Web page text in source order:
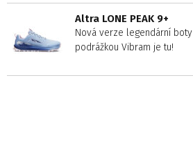
Altra LONE PEAK 9+
Nová verze legendární
podrážkou Vibram je tu!